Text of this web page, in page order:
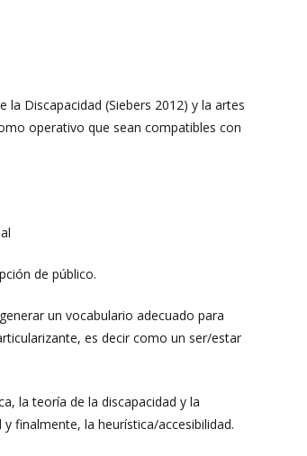
Discapacidad (Siebers 2012) y la artes
operativo que sean compatibles con
de público.
un vocabulario adecuado para
es decir como un ser/estar
la teoría de la discapacidad y la
finalmente, la heurística/accesibilidad.